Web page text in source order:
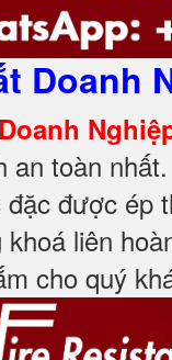
Doanh
an toàn nhất.
đặc được ép
khoá liên
cho quý